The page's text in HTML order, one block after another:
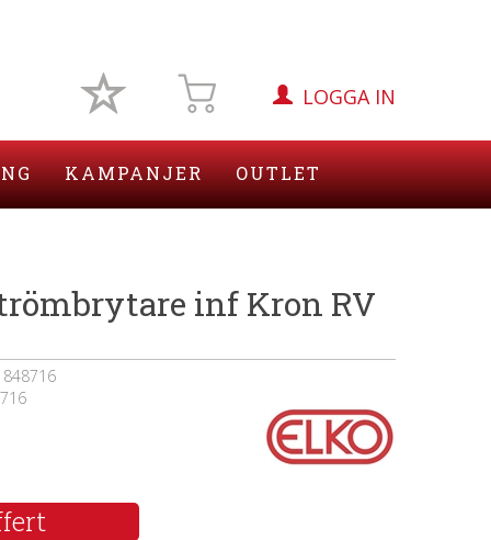
LOGGA IN
KAMPANJER OUTLET
inf Kron RV